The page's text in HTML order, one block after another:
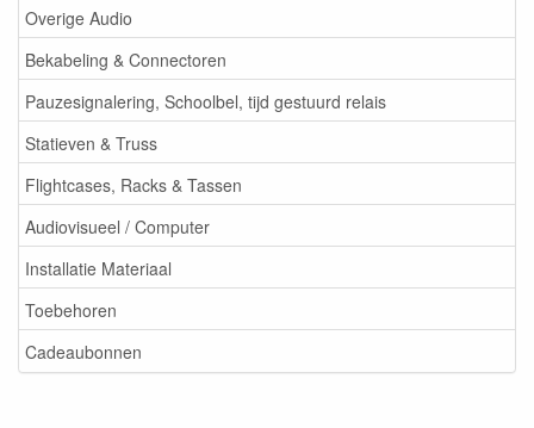
Overige Audio
Bekabeling & Connectoren
Pauzesignalering, Schoolbel, tijd gestuurd relais
Statieven & Truss
Flightcases, Racks & Tassen
Audiovisueel / Computer
Installatie Materiaal
Toebehoren
Cadeaubonnen